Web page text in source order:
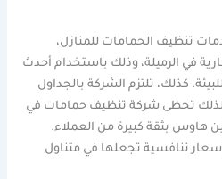
تنظيف الحمامات للمنازل،
في الرميلة، وذلك باستخدام أحدث
كذلك، تلتزم الشركة بالجداول
لذلك تحظى شركة تنظيف حمامات في
هاوس بثقة كبيرة من العملاء.
تنافسية تجعلها في متناول